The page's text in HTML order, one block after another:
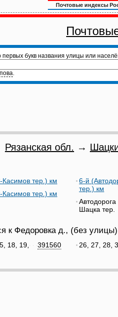
Почтовые индексы
первых букв названия улицы или
.
Рязанская обл. →
тер.) км
тер.) км
6-й
тер.) км
Шацка тер.
к Федоровка д., (без
391560
18, 19,
26, 27, 28,